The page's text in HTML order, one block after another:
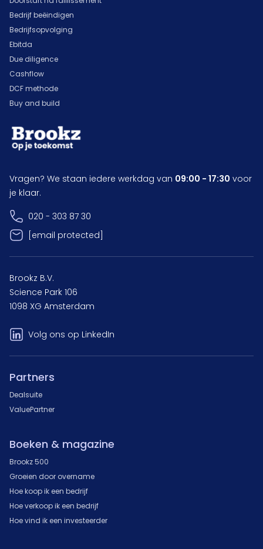
Bedrijf beëindigen
Bedrijfsopvolging
Ebitda
Due diligence
Cashflow
DCF methode
Buy and build
Vragen? We staan iedere werkdag van 09:00 - 17:30 voor
je klaar.
020 - 303 87 30
[email protected]
Brookz B.V.
Science Park 106
1098 XG Amsterdam
Volg ons op LinkedIn
Partners
Dealsuite
ValuePartner
Boeken & magazine
Brookz 500
Groeien door overname
Hoe koop ik een bedrijf
Hoe verkoop ik een bedrijf
Hoe vind ik een investeerder